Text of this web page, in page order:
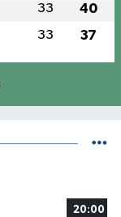
33 40
33 37
20:00